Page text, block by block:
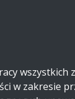
wszystkich
w zakresie